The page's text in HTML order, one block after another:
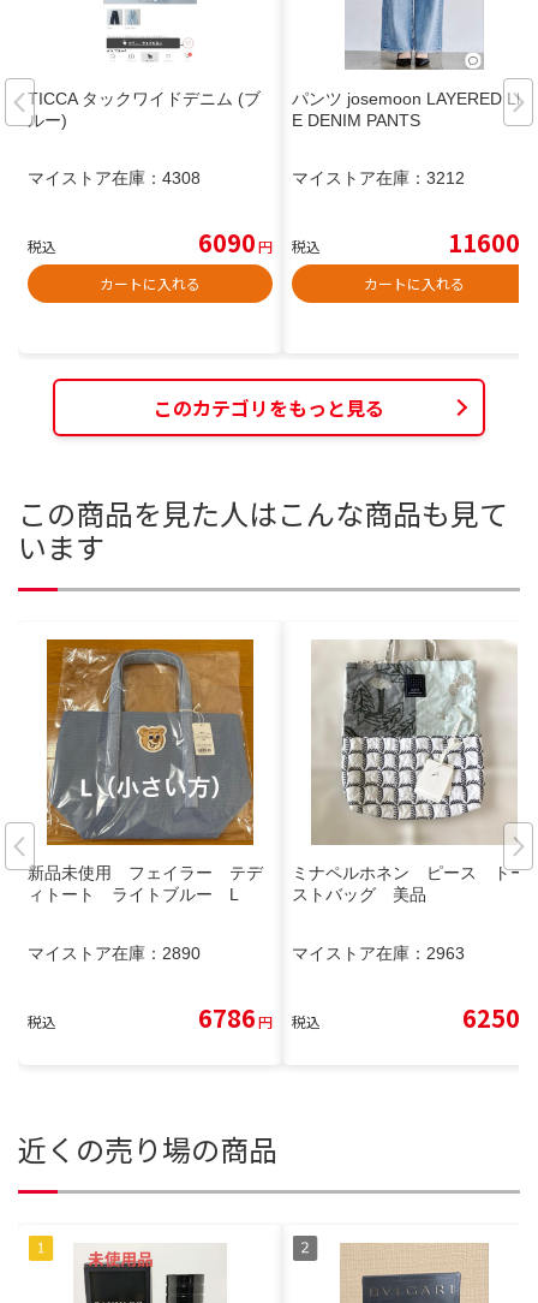
TICCA タックワイドデニム (ブ
ルー)
マイストア在庫： 4308
税込 6090円
カートに入れる
パンツ josemoon LAYERED LIK
E DENIM PANTS
マイストア在庫： 3212
税込 11600
カートに入れる
このカテゴリをもっと見る
この商品を見た人はこんな商品も見て
います
新品未使用 フェイラー テデ
ィトート ライトブルー L
マイストア在庫： 2890
税込 6786円
ミナペルホネン ピース トー
ストバッグ 美品
マイストア在庫： 2963
税込 6250
近くの売り場の商品